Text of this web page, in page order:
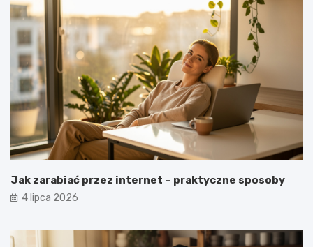
Jak zarabiać przez internet – praktyczne sposoby
4 lipca 2026